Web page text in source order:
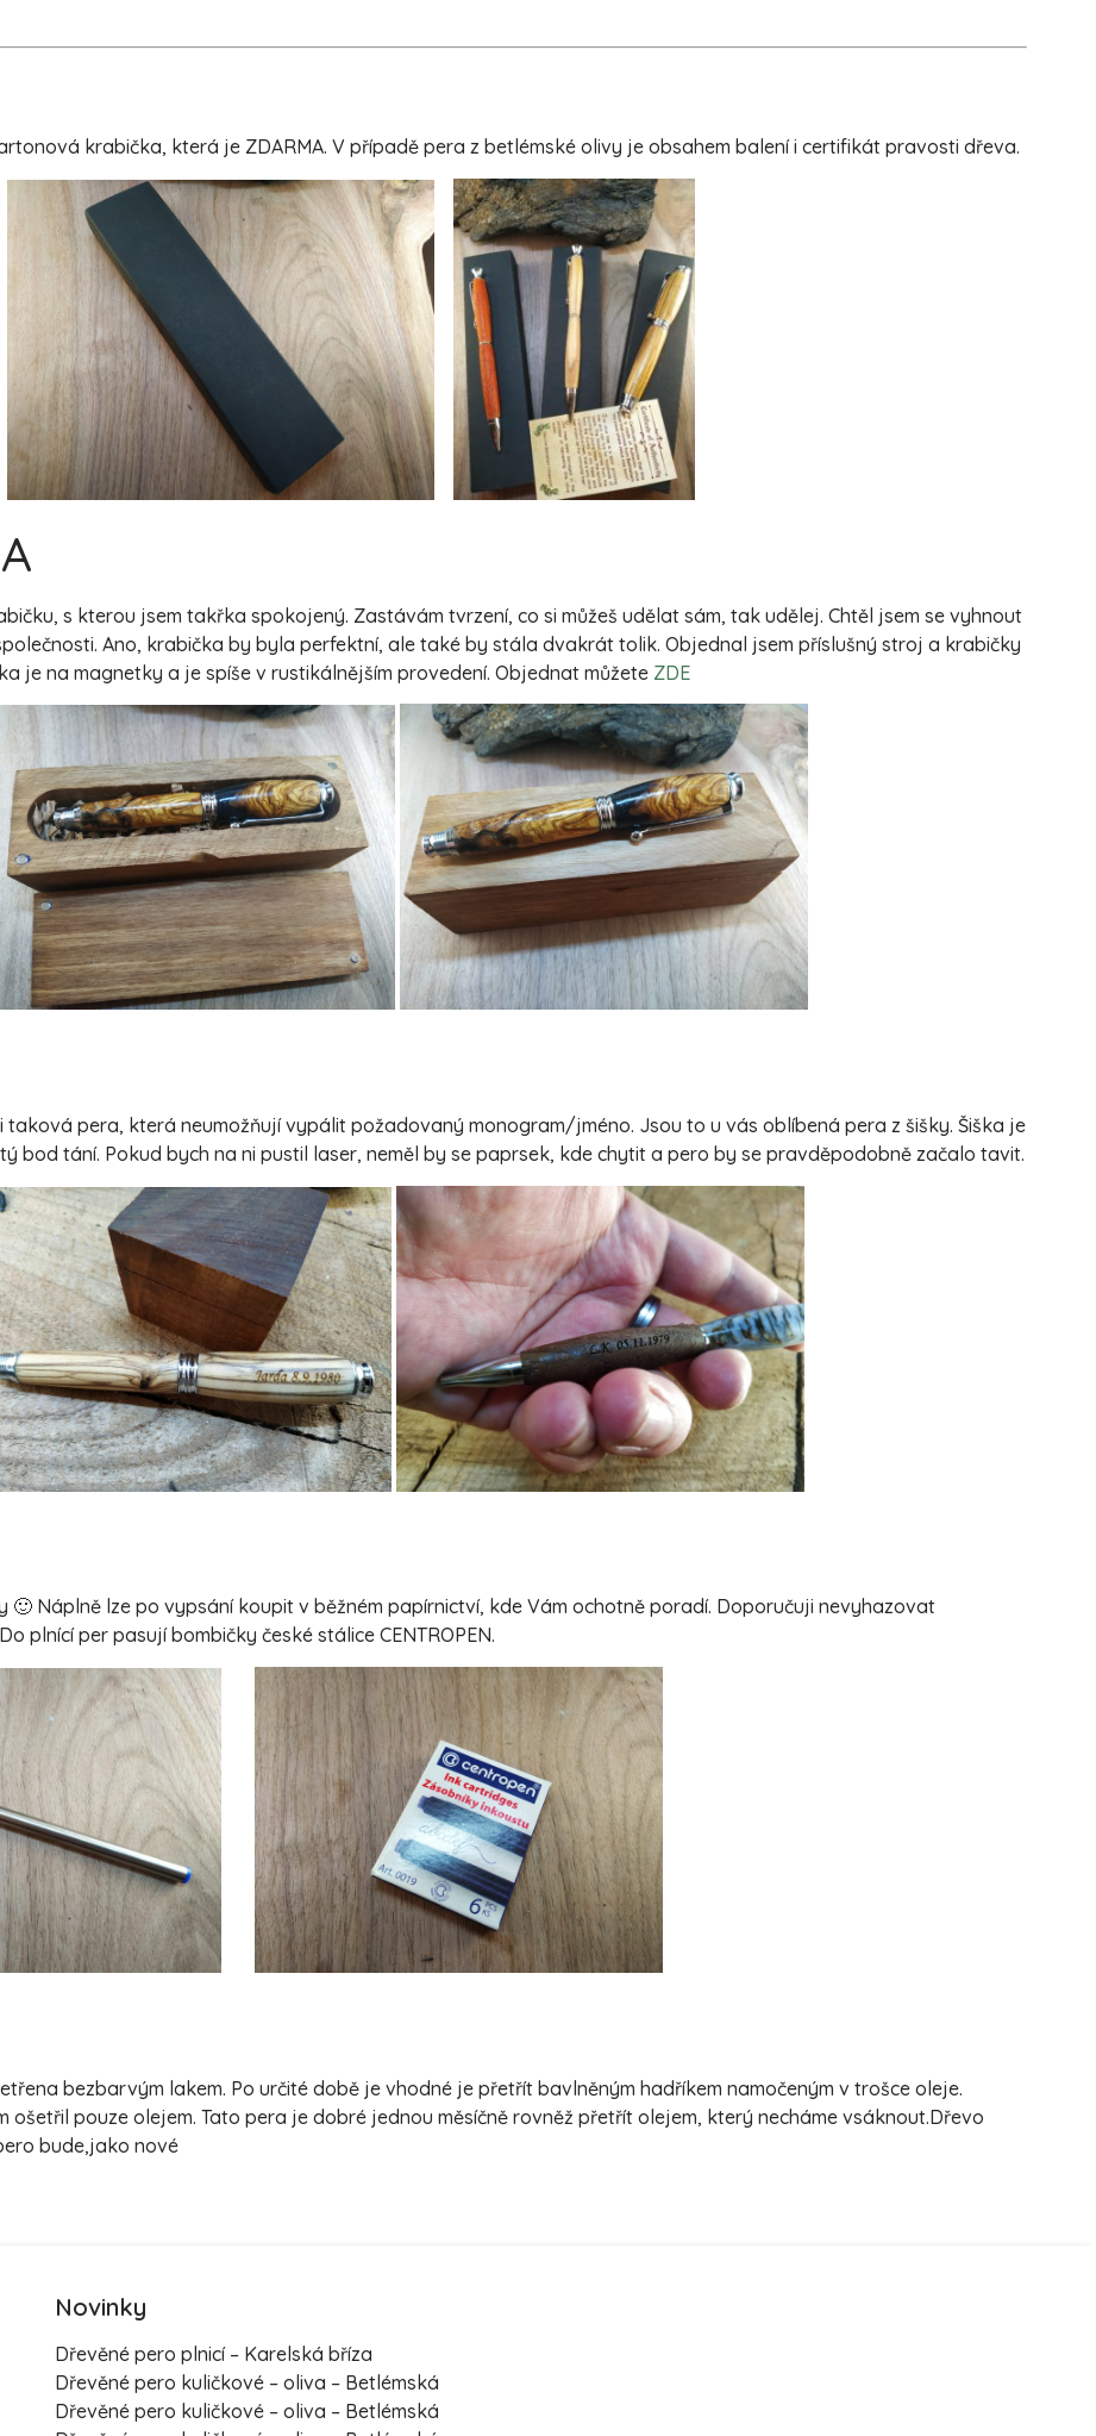
krabička, která je ZDARMA. V případě pera z betlémské olivy je obsahem balení i certifikát pravosti dřeva.
s kterou jsem takřka spokojený. Zastávám tvrzení, co si můžeš udělat sám, tak udělej. Chtěl jsem se vyhnout
Ano, krabička by byla perfektní, ale také by stála dvakrát tolik. Objednal jsem příslušný stroj a krabičky
je na magnetky a je spíše v rustikálnějším provedení. Objednat můžete ZDE
pera, která neumožňují vypálit požadovaný monogram/jméno. Jsou to u vás oblíbená pera z šišky. Šiška je
bod tání. Pokud bych na ni pustil laser, neměl by se paprsek, kde chytit a pero by se pravděpodobně začalo tavit.
Náplně lze po vypsání koupit v běžném papírnictví, kde Vám ochotně poradí. Doporučuji nevyhazovat
plnící per pasují bombičky české stálice CENTROPEN.
bezbarvým lakem. Po určité době je vhodné je přetřít bavlněným hadříkem namočeným v trošce oleje.
pouze olejem. Tato pera je dobré jednou měsíčně rovněž přetřít olejem, který necháme vsáknout.Dřevo
bude,jako nové
Novinky
Dřevěné pero plnicí – Karelská bříza
Dřevěné pero kuličkové – oliva – Betlémská
Dřevěné pero kuličkové – oliva – Betlémská